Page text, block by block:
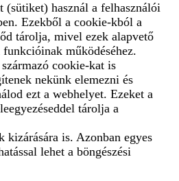
(sütiket) használ a felhasználói
Ezekből a cookie-kból a
tárolja, mivel ezek alapvető
működéséhez.
cookie-kat is
nekünk elemezni és
ezt a webhelyet. Ezeket a
tárolja a
kizárására is. Azonban egyes
lehet a böngészési